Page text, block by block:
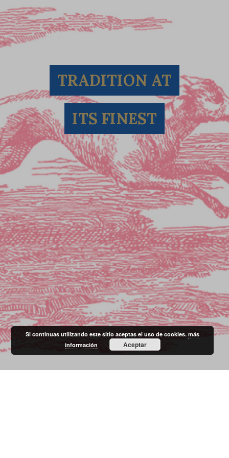
TRADITION AT
ITS FINEST
Si continuas utilizando este sitio aceptas el uso de cookies.más
información
Aceptar